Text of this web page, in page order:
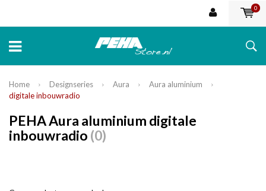
0
Home Designseries Aura
Aura aluminium
digitale inbouwradio
PEHA Aura aluminium digitale
inbouwradio (0)